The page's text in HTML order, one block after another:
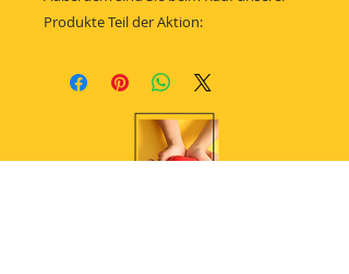
Produkte Teil der Aktion: